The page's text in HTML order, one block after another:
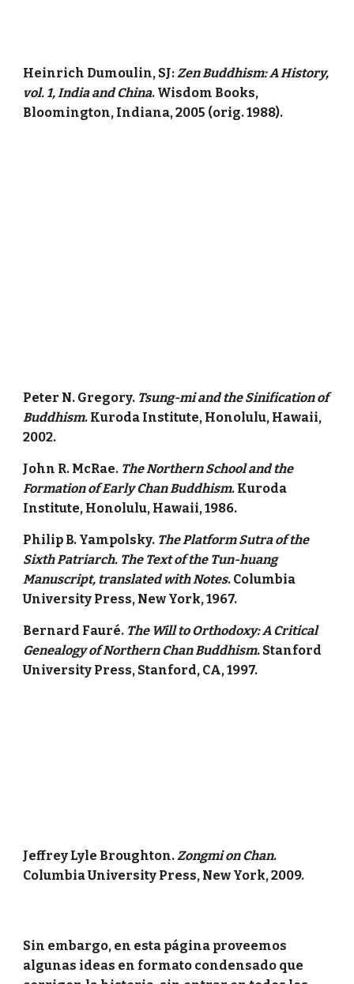
Heinrich Dumoulin, SJ:Zen Buddhism: A History,
vol. 1, India and China. Wisdom Books,
Bloomington, Indiana, 2005 (orig. 1988).
Peter N. Gregory. Tsung-mi and the Sinification of
Buddhism. Kuroda Institute, Honolulu, Hawaii,
2002.
John R. McRae. The Northern School and the
Formation of Early Chan Buddhism. Kuroda
Institute, Honolulu, Hawaii, 1986.
Philip B. Yampolsky. The Platform Sutra of the
Sixth Patriarch. The Text of the Tun-huang
Manuscript, translated with Notes. Columbia
University Press, New York, 1967.
Bernard Fauré. The Will to Orthodoxy: A Critical
Genealogy of Northern Chan Buddhism. Stanford
University Press, Stanford, CA, 1997.
Jeffrey Lyle Broughton.Zongmi on Chan.
Columbia University Press, New York, 2009.
Sin embargo, en esta página proveemos
algunas ideas en formato condensado que